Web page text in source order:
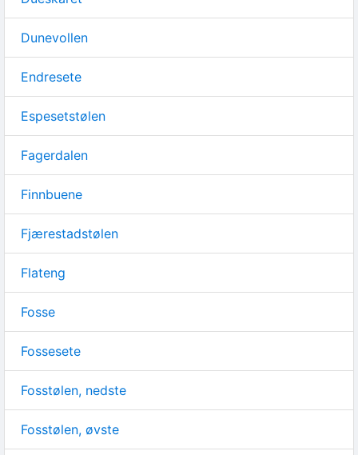
Dunevollen
Endresete
Espesetstølen
Fagerdalen
Finnbuene
Fjærestadstølen
Flateng
Fosse
Fossesete
Fosstølen, nedste
Fosstølen, øvste